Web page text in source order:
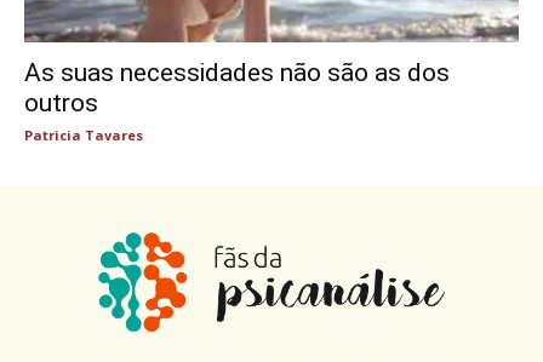
As suas necessidades não são as dos
outros
Patricia Tavares